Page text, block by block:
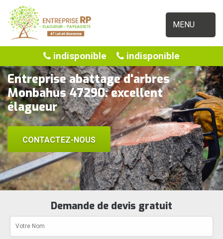
MENU
indisponible indisponible
Entreprise abattage d'arbres
Monbahus 47290: excellent
élagueur
CONTACTEZ-NOUS
Demande de devis gratuit